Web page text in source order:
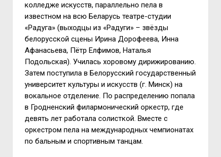
колледже искусств, параллельно пела в
известном на всю Беларусь театре-студии
«Радуга» (выходцы из «Радуги» – звёзды
белорусской сцены Ирина Дорофеева, Инна
Афанасьева, Пётр Елфимов, Наталья
Подольская). Училась хоровому дирижированию.
Затем поступила в Белорусский государственный
университет культуры и искусств (г. Минск) на
вокальное отделение. По распределению попала
в Гродненский филармонический оркестр, где
девять лет работала солисткой. Вместе с
оркестром пела на международных чемпионатах
по бальным и спортивным танцам.